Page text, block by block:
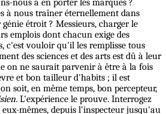
nous à en porter les marques ?
à nous traîner éternellement dans
étroit ? Messieurs, charger le
emplois dont chacun exige des
c'est vouloir qu'il les remplisse tous
des sciences et des arts est dû à leur
on ne saurait parvenir à être à la fois
et bon tailleur d'habits ; il est
soit, en même temps, bon percepteur,
L'expérience le prouve. Interrogez
mêmes, depuis l'inspecteur jusqu'au